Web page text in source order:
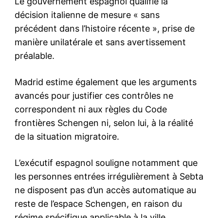
Related
Le Roi Mohammed VI félicite
Ahmed Al-Charaa pour son
accession à la présidence de
la Syrie durant la période
transitoire
Damas, fin de partie pour le
Polisario : une victoire
marocaine aux airs de
basculement régional
28 May 2025
Mohammed VI salue la
réélection de Trump,
initiateur de la
reconnaissance de la
souveraineté du Maroc sur